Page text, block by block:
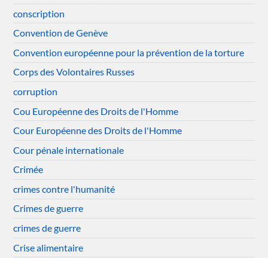
conscription
Convention de Genève
Convention européenne pour la prévention de la torture
Corps des Volontaires Russes
corruption
Cou Européenne des Droits de l'Homme
Cour Européenne des Droits de l'Homme
Cour pénale internationale
Crimée
crimes contre l'humanité
Crimes de guerre
crimes de guerre
Crise alimentaire